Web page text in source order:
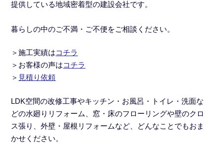
提供している地域密着型の建設会社です。
暮らしの中のご不満・ご不便をご相談ください。
＞施工実績はコチラ
＞ お客様の声はコチラ
＞ 見積り依頼
LDK空間の改修工事やキッチン・お風呂・トイレ・洗面な
どの水廻りリフォーム
、窓・床のフローリングや壁のクロ
ス張り、外壁・屋根リフォームなど、どんなことでもおま
かせください。